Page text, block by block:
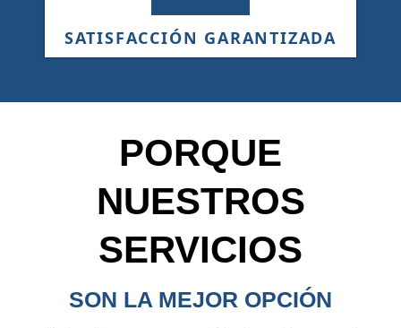
SATISFACCIÓN GARANTIZADA
PORQUE
NUESTROS
SERVICIOS
SON LA MEJOR OPCIÓN